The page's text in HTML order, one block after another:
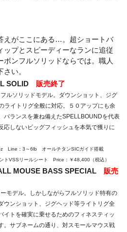
えがここにある…。超ショートバ
ップとスピーディーなランに追従
ボンフルソリッドならでは。職人
い。
SOLID 販売終了
ルソリッドモデル。ダウンショット、ジグ
ライトリグ全般に対応。５０アップにも余
バランスを兼ね備えたSPELLBOUNDを代表
応しないビッグフィッシュを本気で獲りに
Line：3～6lb オールチタンSICガイド搭載
トVSSリールシート Price：￥48,400（税込）
MOUSE BASS SPECIAL 販売
モデル。しかしながらフルソリッド特有の
ウンショット、ジグヘッド等ライトリグ全
イトを確実に乗せるためのフィネスティッ
。サブネームの通り、対スモールマウス戦